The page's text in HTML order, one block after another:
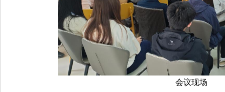
会议现场